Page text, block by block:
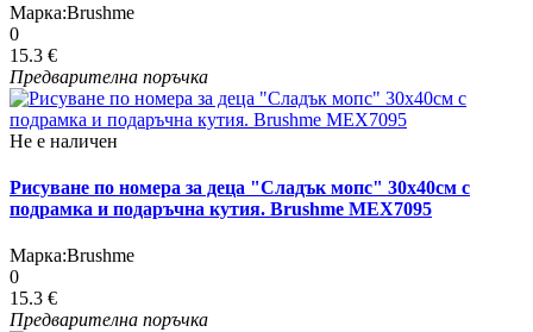
Марка:Brushme
0
15.3 €
Предварителна поръчка
Не е наличен
Рисуване по номера за деца "Сладък мопс" 30х40см с
подрамка и подаръчна кутия. Brushme MEX7095
Марка:Brushme
0
15.3 €
Предварителна поръчка